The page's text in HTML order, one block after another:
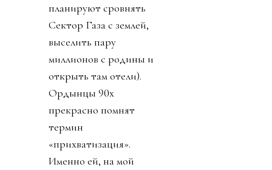
планируют сровнять
Сектор Газа с землей,
выселить пару
миллионов с родины и
открыть там отели).
Ордынцы 90х
прекрасно помнят
термин
«прихватизация».
Именно ей, на мой